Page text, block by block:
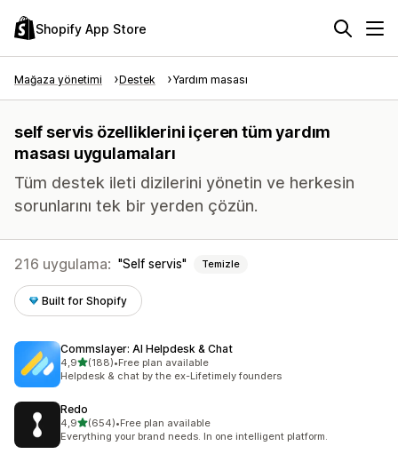
Shopify App Store
Mağaza yönetimi Destek Yardım masası
self servis özelliklerini içeren tüm yardım
masası uygulamaları
Tüm destek ileti dizilerini yönetin ve herkesin
sorunlarını tek bir yerden çözün.
216 uygulama: Self servis Temizle
Built for Shopify
Commslayer: AI Helpdesk & Chat
4,95 yıldız üzerinden
(188)
toplam 188 değerlendirme
•Free plan available
Helpdesk & chat by the ex-Lifetimely founders
Redo
4,95 yıldız üzerinden
(654)
toplam 654 değerlendirme
•Free plan available
Everything your brand needs. In one intelligent platform.